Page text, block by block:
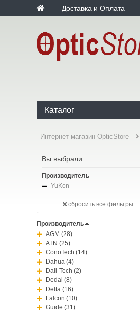
Доставка и Оплата
Каталог
Интернет магазин OpticStore
Вы выбрали:
Производитель
YuKon
сбросить все фильтры
Производитель
AGM (28)
ATN (25)
ConoTech (14)
Dahua (4)
Dali-Tech (2)
Dedal (8)
Delta (16)
Falcon (10)
Guide (31)